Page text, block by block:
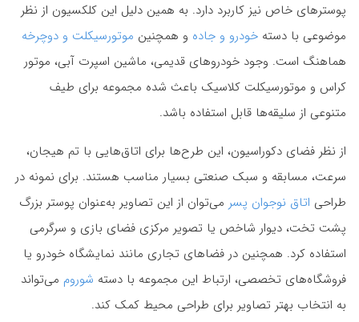
پوسترهای خاص نیز کاربرد دارد. به همین دلیل این کلکسیون از نظر
موضوعی با دسته خودرو و جاده و همچنین موتورسیکلت و دوچرخه
هماهنگ است. وجود خودروهای قدیمی، ماشین اسپرت آبی، موتور
کراس و موتورسیکلت کلاسیک باعث شده مجموعه برای طیف
متنوعی از سلیقه‌ها قابل استفاده باشد.
از نظر فضای دکوراسیون، این طرح‌ها برای اتاق‌هایی با تم هیجان،
سرعت، مسابقه و سبک صنعتی بسیار مناسب هستند. برای نمونه در
طراحی اتاق نوجوان پسر می‌توان از این تصاویر به‌عنوان پوستر بزرگ
پشت تخت، دیوار شاخص یا تصویر مرکزی فضای بازی و سرگرمی
استفاده کرد. همچنین در فضاهای تجاری مانند نمایشگاه خودرو یا
فروشگاه‌های تخصصی، ارتباط این مجموعه با دسته شوروم می‌تواند
به انتخاب بهتر تصاویر برای طراحی محیط کمک کند.